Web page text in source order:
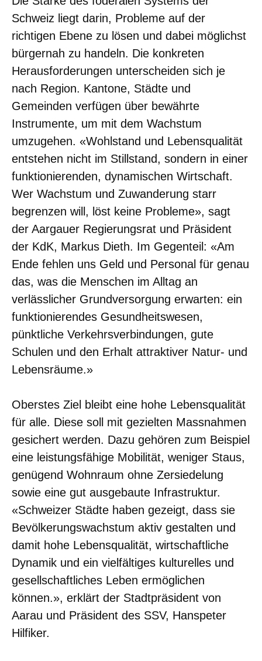
Schweiz liegt darin, Probleme auf der
richtigen Ebene zu lösen und dabei möglichst
bürgernah zu handeln. Die konkreten
Herausforderungen unterscheiden sich je
nach Region. Kantone, Städte und
Gemeinden verfügen über bewährte
Instrumente, um mit dem Wachstum
umzugehen. «Wohlstand und Lebensqualität
entstehen nicht im Stillstand, sondern in einer
funktionierenden, dynamischen Wirtschaft.
Wer Wachstum und Zuwanderung starr
begrenzen will, löst keine Probleme», sagt
der Aargauer Regierungsrat und Präsident
der KdK, Markus Dieth. Im Gegenteil: «Am
Ende fehlen uns Geld und Personal für genau
das, was die Menschen im Alltag an
verlässlicher Grundversorgung erwarten: ein
funktionierendes Gesundheitswesen,
pünktliche Verkehrsverbindungen, gute
Schulen und den Erhalt attraktiver Natur- und
Lebensräume.»
Oberstes Ziel bleibt eine hohe Lebensqualität
für alle. Diese soll mit gezielten Massnahmen
gesichert werden. Dazu gehören zum Beispiel
eine leistungsfähige Mobilität, weniger Staus,
genügend Wohnraum ohne Zersiedelung
sowie eine gut ausgebaute Infrastruktur.
«Schweizer Städte haben gezeigt, dass sie
Bevölkerungswachstum aktiv gestalten und
damit hohe Lebensqualität, wirtschaftliche
Dynamik und ein vielfältiges kulturelles und
gesellschaftliches Leben ermöglichen
können.», erklärt der Stadtpräsident von
Aarau und Präsident des SSV, Hanspeter
Hilfiker.